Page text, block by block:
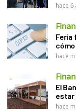
hace 6
Feria
hace
El
estar
hace